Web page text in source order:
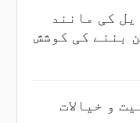
کی مانند
بننے کی کوشش
و خیالات